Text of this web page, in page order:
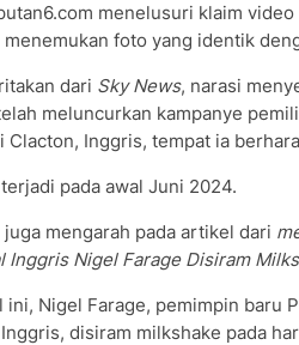
menelusuri klaim
menemukan foto yang identik
dari Sky News, narasi
meluncurkan kampanye
Clacton, Inggris, tempat ia
pada awal Juni 2024.
mengarah pada artikel dari
Inggris Nigel Farage Disiram
ini, Nigel Farage, pemimpin baru
disiram milkshake pada